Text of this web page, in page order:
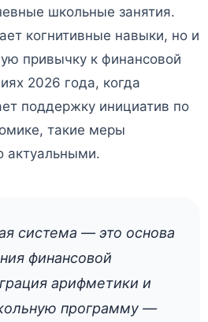
школьные занятия.
когнитивные навыки, но и
привычку к финансовой
2026 года, когда
поддержку инициатив по
такие меры
актуальными.
система — это основа
финансовой
арифметики и
программу —